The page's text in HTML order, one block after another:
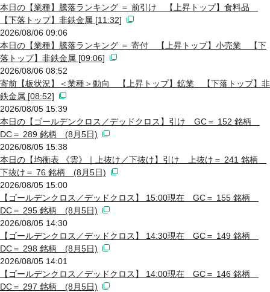
本日の【業種】騰落ランキング ＝ 前引け 【上昇トップ】食料品
【下落トップ】非鉄金属 [11:32]
2026/08/06 09:06
本日の【業種】騰落ランキング ＝ 寄付 【上昇トップ】小売業 【下
落トップ】非鉄金属 [09:06]
2026/08/06 08:52
寄前【板状況】＜業種＞動向 【上昇トップ】鉱業 【下落トップ】非
鉄金属 [08:52]
2026/08/05 15:39
本日の【ゴールデンクロス／デッドクロス】引け GC＝ 152 銘柄
DC＝ 289 銘柄 (8月5日)
2026/08/05 15:38
本日の【均衡表 《雲》｜上抜け／下抜け】引け 上抜け＝ 241 銘柄
下抜け＝ 76 銘柄 (8月5日)
2026/08/05 15:00
【ゴールデンクロス／デッドクロス】 15:00現在 GC＝ 155 銘柄
DC＝ 295 銘柄 (8月5日)
2026/08/05 14:30
【ゴールデンクロス／デッドクロス】 14:30現在 GC＝ 149 銘柄
DC＝ 298 銘柄 (8月5日)
2026/08/05 14:01
【ゴールデンクロス／デッドクロス】 14:00現在 GC＝ 146 銘柄
DC＝ 297 銘柄 (8月5日)